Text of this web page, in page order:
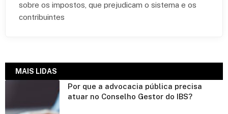
sobre os impostos, que prejudicam o sistema e os
contribuintes
MAIS LIDAS
Por que a advocacia pública precisa
atuar no Conselho Gestor do IBS?